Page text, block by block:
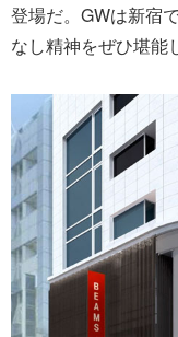
登場だ。GWは新宿
なし精神をぜひ堪能